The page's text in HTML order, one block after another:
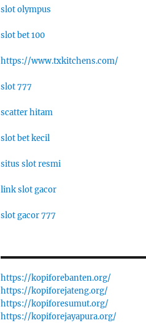
slot olympus
slot bet 100
https://www.txkitchens.com/
slot 777
scatter hitam
slot bet kecil
situs slot resmi
link slot gacor
slot gacor 777
https://kopiforebanten.org/
https://kopiforejateng.org/
https://kopiforesumut.org/
https://kopiforejayapura.org/